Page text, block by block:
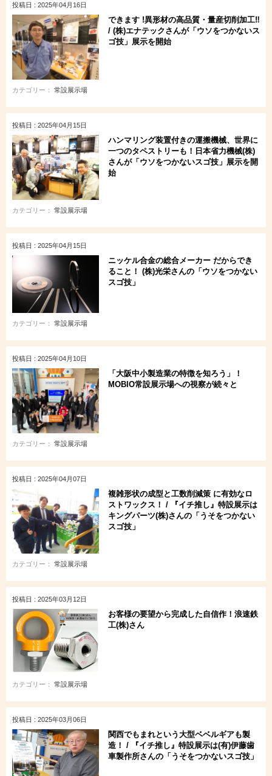
投稿日 : 2025年04月16日
できます !異形材の高品質・量産切削加工‼
/ (株)エナテックさんが「ウソをつかないス
ゴ技」展示を開始
カテゴリー： 常設展示場
投稿日 : 2025年04月15日
ハンマリング装置付きの運搬機械、世界に
一つのタペストリーも！日本省力機械(株)
さんが「ウソをつかないスゴ技」展示を開
始
カテゴリー： 常設展示場
投稿日 : 2025年04月15日
ニッケル合金の総合メーカー だからでき
ること！ (株)光栄さんの「ウソをつかない
スゴ技」
カテゴリー： 常設展示場
投稿日 : 2025年04月10日
「大阪中小製造業の特徴を知ろう」！
MOBIO常設展示場への視察が続々と
カテゴリー： 常設展示場
投稿日 : 2025年04月07日
複雑形状の成型と工数削減策 に有効なロ
ストワックス！ / 『イチ推し』特設展示は
キングパーツ(株)さんの「うそをつかない
スゴ技」
カテゴリー： 常設展示場
投稿日 : 2025年03月12日
お客様の要望から完成した自信作！浪速鉄
工(株)さん
カテゴリー： 常設展示場
投稿日 : 2025年03月06日
関西でもまれという大型ベベルギアも製
造！ / 『イチ推し』特設展示は(有)伊藤歯
車製作所さんの「うそをつかないスゴ技」